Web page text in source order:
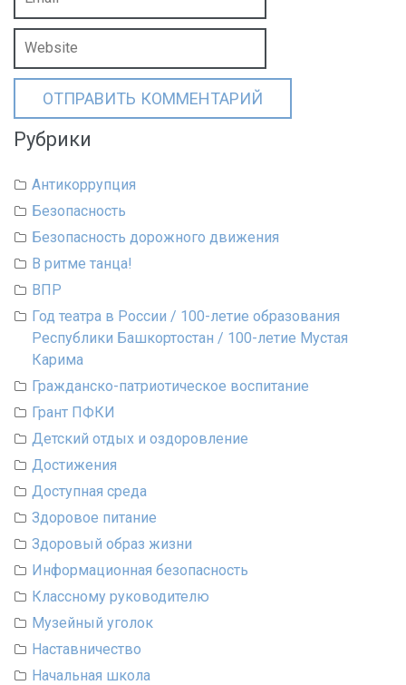
Рубрики
Антикоррупция
Безопасность
Безопасность дорожного движения
В ритме танца!
ВПР
Год театра в России / 100-летие образования
Республики Башкортостан / 100-летие Мустая
Карима
Гражданско-патриотическое воспитание
Грант ПФКИ
Детский отдых и оздоровление
Достижения
Доступная среда
Здоровое питание
Здоровый образ жизни
Информационная безопасность
Классному руководителю
Музейный уголок
Наставничество
Начальная школа